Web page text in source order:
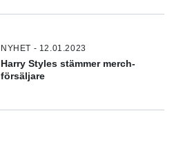
NYHET - 12.01.2023
Harry Styles stämmer merch-
försäljare